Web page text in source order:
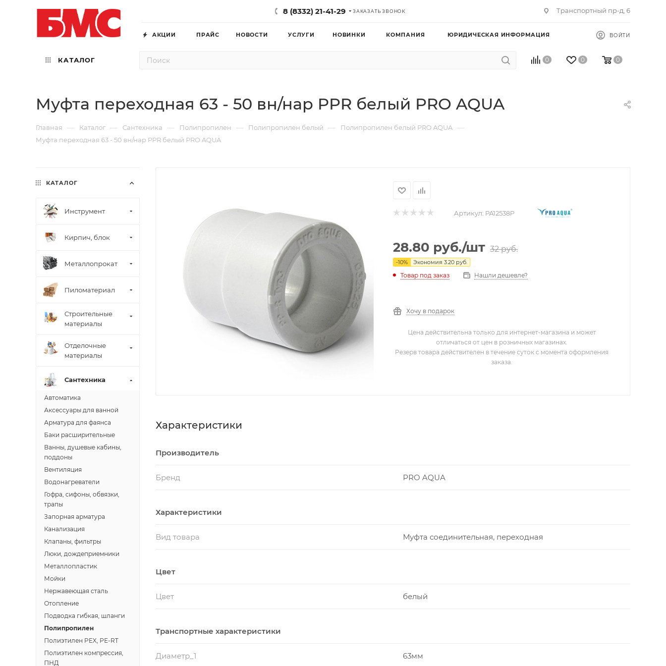
8 (8332) 21-41-29 ЗАКАЗАТЬ ЗВОНОК Транспортный пр-д, 6
АКЦИИ ПРАЙС НОВОСТИ УСЛУГИ НОВИНКИ КОМПАНИЯ ЮРИДИЧЕСКАЯ ИНФОРМАЦИЯ ВОЙТИ
КАТАЛОГ 0 0 0
Муфта переходная 63 - 50 вн/нар PPR белый PRO AQUA
Главная — Каталог — Сантехника — Полипропилен — Полипропилен белый — Полипропилен белый PRO AQUA —
Муфта переходная 63 - 50 вн/нар PPR белый PRO AQUA
Артикул: PA12538P
28.80 руб./шт 32руб.
-10% Экономия 3.20 руб.
Товар под заказ Нашли дешевле?
Хочу в подарок
Цена действительна только для интернет-магазина и может
отличаться от цен в розничных магазинах.
Резерв товара действителен в течение суток с момента оформления
заказа.
Характеристики
Производитель
Бренд PRO AQUA
Характеристики
Вид товара Муфта соединительная, переходная
Цвет
Цвет белый
Транспортные характеристики
Диаметр_1 63мм
КАТАЛОГ
Инструмент
Кирпич, блок
Металлопрокат
Пиломатериал
Строительные
материалы
Отделочные
материалы
Сантехника
Автоматика
Аксессуары для ванной
Арматура для фаянса
Баки расширительные
Ванны, душевые кабины,
поддоны
Вентиляция
Водонагреватели
Гофра, сифоны, обвязки,
трапы
Запорная арматура
Канализация
Клапаны, фильтры
Люки, дождеприемники
Металлопластик
Мойки
Нержавеющая сталь
Отопление
Подводка гибкая, шланги
Полипропилен
Полиэтилен PEX, PE-RT
Полиэтилен компрессия,
ПНД